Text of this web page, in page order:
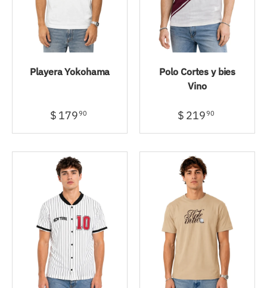
Playera Yokohama
$ 17990
Polo Cortes y bies
Vino
$ 21990